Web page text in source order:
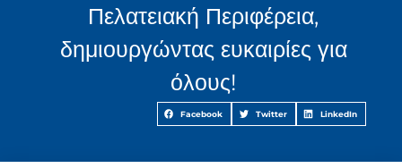
Πελατειακή Περιφέρεια,
δημιουργώντας ευκαιρίες για
όλους!
Facebook Twitter LinkedIn